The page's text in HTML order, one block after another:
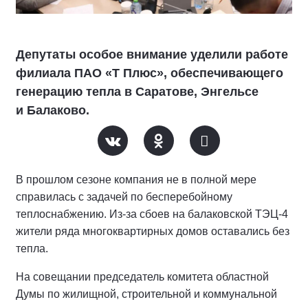
Депутаты особое внимание уделили работе
филиала ПАО «Т Плюс», обеспечивающего
генерацию тепла в Саратове, Энгельсе
и Балаково.
В прошлом сезоне компания не в полной мере
справилась с задачей по бесперебойному
теплоснабжению. Из-за сбоев на балаковской ТЭЦ-4
жители ряда многоквартирных домов оставались без
тепла.
На совещании председатель комитета областной
Думы по жилищной, строительной и коммунальной